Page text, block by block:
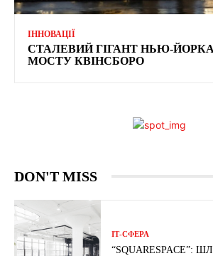
ІННОВАЦІЇ
СТАЛЕВИЙ ГІГАНТ НЬЮ-
МОСТУ КВІНСБОРО
DON'T MISS
ІТ-СФЕРА
“SQUARESPACE”: